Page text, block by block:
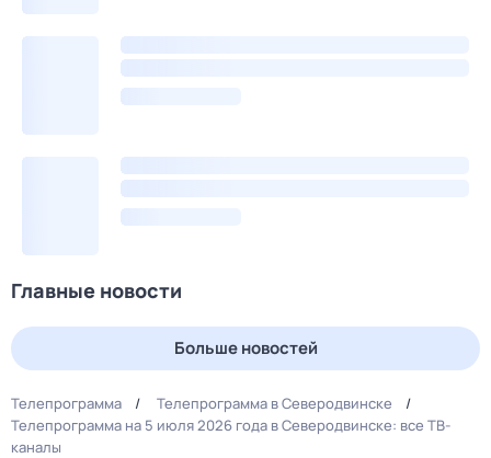
Главные новости
Больше новостей
Телепрограмма
Телепрограмма в Северодвинске
Телепрограмма на 5 июля 2026 года в Северодвинске: все ТВ-
каналы